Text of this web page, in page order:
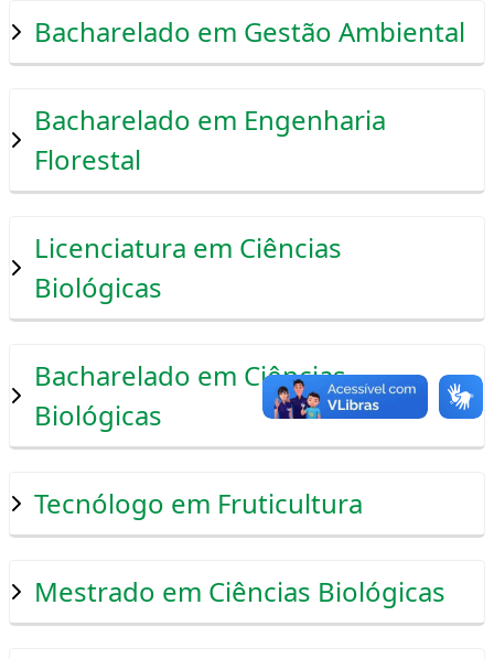
Bacharelado em Gestão Ambiental
Bacharelado em Engenharia
Florestal
Licenciatura em Ciências
Biológicas
Bacharelado em Ciências
Biológicas
Tecnólogo em Fruticultura
Mestrado em Ciências Biológicas